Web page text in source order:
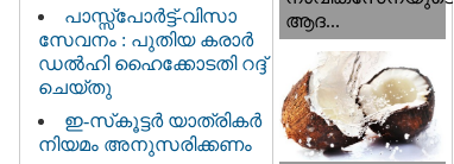
പാസ്സ്പോർട്ട്-വിസാ
സേവനം : പുതിയ കരാർ
ഡൽഹി ഹൈക്കോടതി റദ്ദ്
ചെയ്തു
ഇ-സ്‌കൂട്ടർ യാത്രികർ
നിയമം അനുസരിക്കണം
ആദ...